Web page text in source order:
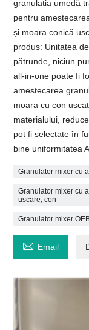
granulația umedă
pentru
și moara conică
produs: Unitatea
pătrunde, niciun
all-in-one poate fi
amestecarea
moara cu con
materialului,
pot fi selectate în
bine uniformitatea
Granulator mixer cu
Granulator mixer cu
uscare, con
Granulator mixer
 Email